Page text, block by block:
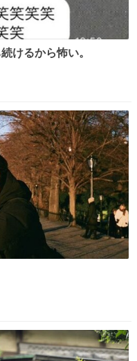
けるから怖い。